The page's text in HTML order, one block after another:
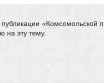
«Комсомольской
на эту тему.